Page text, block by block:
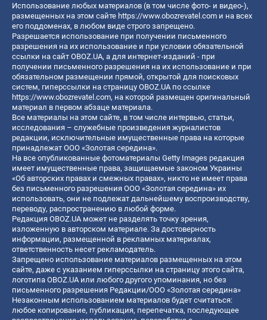
Использование любых материалов (в том числе фото- и видео-),
размещенных на этом сайте https://www.obozrevatel.com и на всех
его поддоменах, в любом виде строго запрещено.
Разрешается использование при получении письменного
разрешения на их использование и при условии обязательной
ссылки на сайт OBOZ.UA, а для интернет-изданий - при
получении письменного разрешения на их использование и при
обязательном размещении прямой, открытой для поисковых
систем, гиперссылки на страницу OBOZ.UA по ссылке
https://www.obozrevatel.com, на которой размещен оригинальный
материал в первом абзаце материала.
Все материалы на этом сайте, в том числе интервью, статьи,
исследования – служебные произведения журналистов
редакции, исключительные имущественные права на которые
принадлежат ООО «Золотая середина».
На все опубликованные фотоматериалы Getty Images редакция
имеет имущественные права, защищаемые законом Украины
«Об авторских правах и смежных правах», никто не имеет права
без письменного разрешения ООО «Золотая середина» их
использовать, они не подлежат дальнейшему воспроизводству,
переводу, распространению в любой форме.
Редакция OBOZ.UA может не разделять точку зрения,
изложенную в авторском материале. За достоверность
информации, размещенной в рекламных материалах,
ответственность несет рекламодатель.
Запрещено использование материалов размещенных на этом
сайте, даже с указанием гиперссылки на страницу этого сайта,
логотипа OBOZ.UA или любого другого упоминания, но без
письменного разрешения Редакции/ООО «Золотая середина»
Незаконным использованием материалов будет считаться:
любое копирование, публикация, перепечатка, последующее